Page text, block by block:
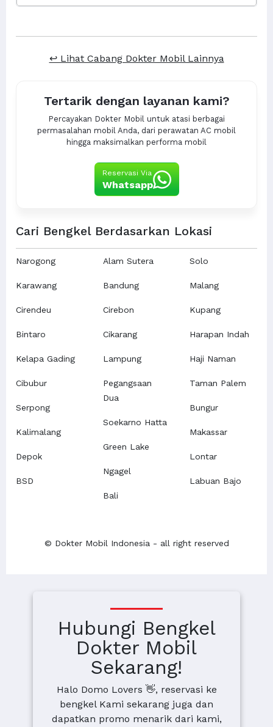
↩ Lihat Cabang Dokter Mobil Lainnya
Tertarik dengan layanan kami?
Percayakan Dokter Mobil untuk atasi berbagai
permasalahan mobil Anda, dari perawatan AC mobil
hingga maksimalkan performa mobil
Reservasi Via
Whatsapp
Cari Bengkel Berdasarkan Lokasi
Narogong
Karawang
Cirendeu
Bintaro
Kelapa Gading
Cibubur
Serpong
Kalimalang
Depok
BSD
Alam Sutera
Bandung
Cirebon
Cikarang
Lampung
Pegangsaan
Dua
Soekarno Hatta
Green Lake
Ngagel
Bali
Solo
Malang
Kupang
Harapan Indah
Haji Naman
Taman Palem
Bungur
Makassar
Lontar
Labuan Bajo
© Dokter Mobil Indonesia - all right reserved
Hubungi Bengkel
Dokter Mobil
Sekarang!
Halo Domo Lovers 👋, reservasi ke
bengkel Kami sekarang juga dan
dapatkan promo menarik dari kami,